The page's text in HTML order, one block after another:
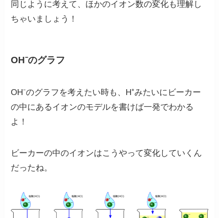
同じように考えて、ほかのイオン数の変化も理解し
ちゃいましょう！
OH⁻のグラフ
OH⁻のグラフを考えたい時も、H⁺みたいにビーカー
の中にあるイオンのモデルを書けば一発でわかる
よ！
ビーカーの中のイオンはこうやって変化していくん
だったね。